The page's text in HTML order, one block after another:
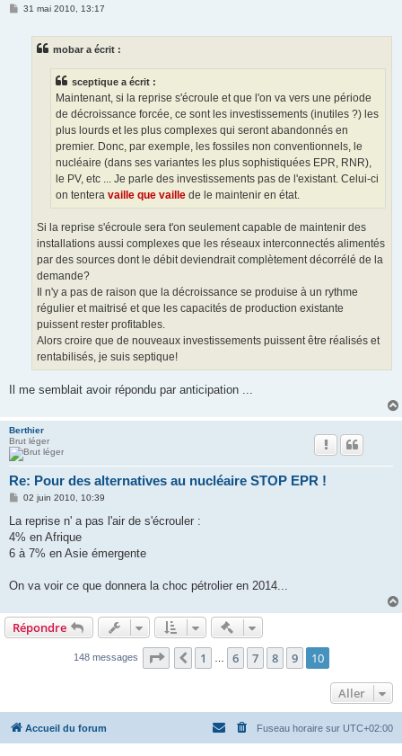
M31 mai 2010, 13:17
mobar a écrit :
sceptique a écrit :
Maintenant, si la reprise s'écroule et que l'on va vers une période
de décroissance forcée, ce sont les investissements (inutiles ?) les
plus lourds et les plus complexes qui seront abandonnés en
premier. Donc, par exemple, les fossiles non conventionnels, le
nucléaire (dans ses variantes les plus sophistiquées EPR, RNR),
le PV, etc ... Je parle des investissements pas de l'existant. Celui-ci
on tentera vaille que vaille de le maintenir en état.
Si la reprise s'écroule sera t'on seulement capable de maintenir des
installations aussi complexes que les réseaux interconnectés alimentés
par des sources dont le débit deviendrait complètement décorrélé de la
demande?
Il n'y a pas de raison que la décroissance se produise à un rythme
régulier et maitrisé et que les capacités de production existante
puissent rester profitables.
Alors croire que de nouveaux investissements puissent être réalisés et
rentabilisés, je suis septique!
Il me semblait avoir répondu par anticipation ...
Berthier
Brut léger
Re: Pour des alternatives au nucléaire STOP EPR !
M
s
a
g
02 juin 2010, 10:39
La reprise n' a pas l'air de s'écrouler :
4% en Afrique
6 à 7% en Asie émergente
On va voir ce que donnera la choc pétrolier en 2014...
Répondre Actions rapides de
148 messages Page 10 sur 10
Précédent
1 6 7 8 9 10
Aller
Accueil du forum Fuseau horaire sur UTC+02:00